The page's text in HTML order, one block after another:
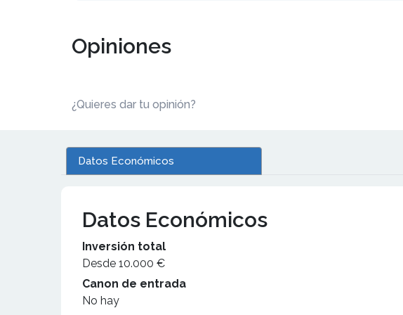
Opiniones
¿Quieres dar tu opinión?
Datos Económicos
Datos Económicos
Inversión total
Desde 10.000 €
Canon de entrada
No hay